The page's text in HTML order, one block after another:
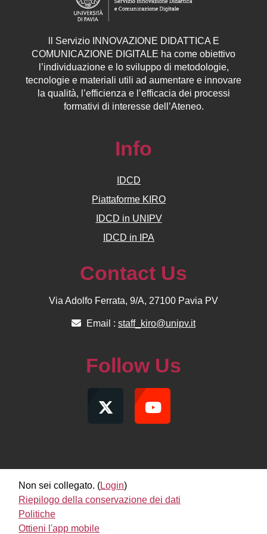
Servizio INNOVAZIONE DIDATTICA E
COMUNICAZIONE DIGITALE ha come obiettivo
l’individuazione e lo sviluppo di metodologie,
tecnologie e materiali utili ad aumentare e innovare
la qualità, l’efficienza e l’efficacia dei processi
formativi di interesse dell’Ateneo.
Info
IDCD
Piattaforme KIRO
IDCD in UNIPV
IDCD in IPA
Contact Us
Via Adolfo Ferrata, 9/A, 27100 Pavia PV
Email : staff_kiro@unipv.it
Follow Us
Non sei collegato. (Login)
Riepilogo della conservazione dei dati
Politiche
Ottieni l'app mobile